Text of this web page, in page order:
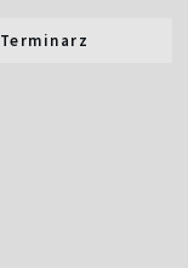
Terminarz